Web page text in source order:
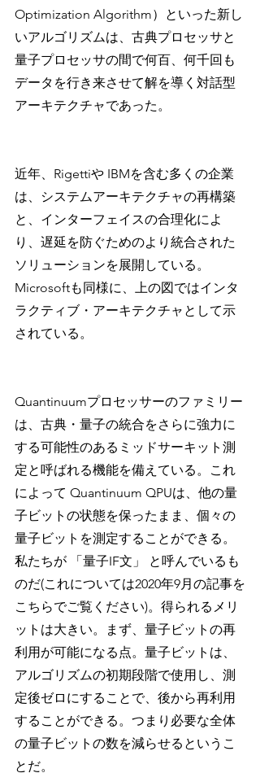
Optimization Algorithm）といった新し
いアルゴリズムは、古典プロセッサと
量子プロセッサの間で何百、何千回も
データを行き来させて解を導く対話型
アーキテクチャであった。
近年、Rigettiや IBMを含む多くの企業
は、システムアーキテクチャの再構築
と、インターフェイスの合理化によ
り、遅延を防ぐためのより統合された
ソリューションを展開している。
Microsoftも同様に、上の図ではインタ
ラクティブ・アーキテクチャとして示
されている。
Quantinuumプロセッサーのファミリー
は、古典・量子の統合をさらに強力に
する可能性のあるミッドサーキット測
定と呼ばれる機能を備えている。これ
によって Quantinuum QPUは、他の量
子ビットの状態を保ったまま、個々の
量子ビットを測定することができる。
私たちが 「量子IF文」 と呼んでいるも
のだ(これについては2020年9月の記事を
こちらでご覧ください)。得られるメリ
ットは大きい。まず、量子ビットの再
利用が可能になる点。量子ビットは、
アルゴリズムの初期段階で使用し、測
定後ゼロにすることで、後から再利用
することができる。つまり必要な全体
の量子ビットの数を減らせるというこ
とだ。